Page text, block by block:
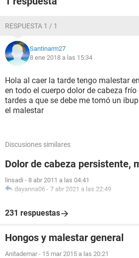
RESPUESTA 1 / 1
Santinarm27
8 ene 2018 a las 15:34
Hola al caer la tarde tengo malestar
en todo el cuerpo dolor de cabeza
tardes a que se debe me tomó un
el malestar
Discusiones similares
Dolor de cabeza persistente,
linsadi - 8 abr 2011 a las 04:41
dayanna06 - 7 abr 2021 a las 22:49
231 respuestas
Hongos y malestar general
Anitademar - 15 mar 2015 a las 20:21